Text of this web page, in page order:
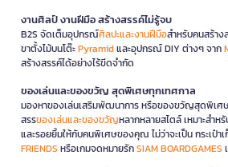
งานศิลป์ งานฝีมือ สร้างสรรค์ไม่รู้จบ
B2S จัดเต็มอุปกรณ์ศิลปะและงานฝีมือสำหรับคนสร้าง
ขาตั้งไม้บนโต๊ะPyramidและอุปกรณ์ DIY ต่างๆ จาก
สร้างสรรค์ได้อย่างไร้ขีดจำกัด
ของเล่นและของขวัญ สุดพิเศษทุกเทศกาล
มองหาของเล่นเสริมพัฒนาการ หรือของขวัญสุดพิเศษ
สรรของเล่นและของขวัญหลากหลายสไตล์ เหมาะสำ
และรอยยิ้มให้กับคนพิเศษของคุณ ไม่ว่าจะเป็น กระเป๋
FRIENDS หรือเกมจดหมายรักSIAM BOARDGAMES